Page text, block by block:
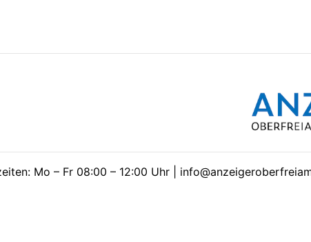
Mo – Fr 08:00 – 12:00 Uhr |